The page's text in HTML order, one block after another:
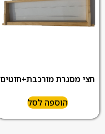
חצי מסגרת מורכבת+חוטים
הוספה לסל